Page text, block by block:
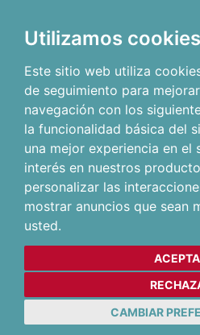
Utilizamos cookies
Este sitio web utiliza
de seguimiento para
navegación con los
la funcionalidad básica del
una mejor experiencia en el
interés en nuestros
personalizar las
mostrar anuncios que sean
usted.
CAMBIAR